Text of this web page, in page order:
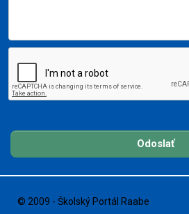
Odoslať
© 2009 - Školský Portál Raabe